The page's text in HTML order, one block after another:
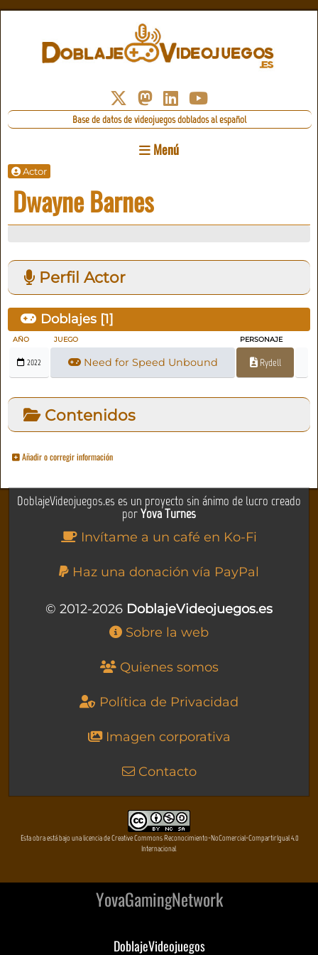
Base de datos de videojuegos doblados al español
Menú
Actor
Dwayne Barnes
Perfil Actor
Doblajes [1]
AÑO JUEGO PERSONAJE
2022 Need for Speed Unbound Rydell
Contenidos
Añadir o corregir información
DoblajeVideojuegos.es es un proyecto sin ánimo de lucro creado
porYova Turnes
Invítame a un café en Ko-Fi
Haz una donación vía PayPal
© 2012-2026 DoblajeVideojuegos.es
Sobre la web
Quienes somos
Política de Privacidad
Imagen corporativa
Contacto
Esta obra está bajo una licencia de Creative Commons Reconocimiento-NoComercial-CompartirIgual 4.0
Internacional
YovaGamingNetwork
DoblajeVideojuegos